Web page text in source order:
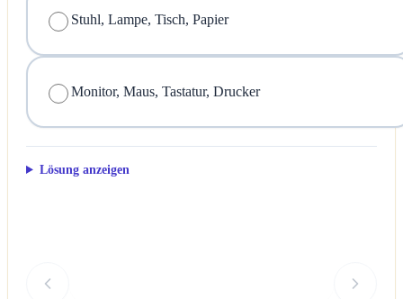
Stuhl, Lampe, Tisch, Papier
Monitor, Maus, Tastatur, Drucker
Lösung anzeigen